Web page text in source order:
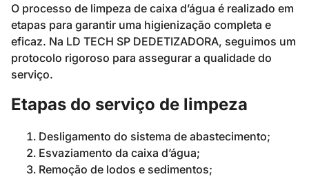
O processo de limpeza de caixa d’água é realizado em
etapas para garantir uma higienização completa e
eficaz. Na LD TECH SP DEDETIZADORA, seguimos um
protocolo rigoroso para assegurar a qualidade do
serviço.
Etapas do serviço de limpeza
Desligamento do sistema de abastecimento;
Esvaziamento da caixa d’água;
Remoção de lodos e sedimentos;